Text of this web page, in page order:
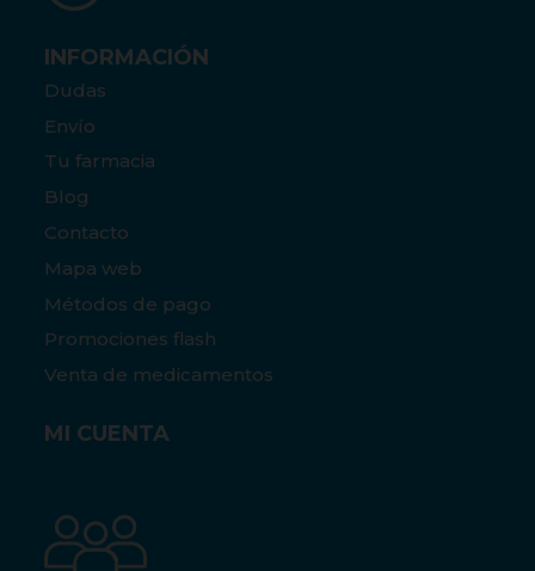
INFORMACIÓN
Dudas
Envío
Tu farmacia
Blog
Contacto
Mapa web
Métodos de pago
Promociones flash
Venta de medicamentos
MI CUENTA